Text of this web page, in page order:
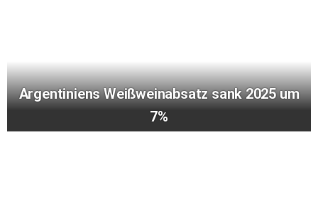
Argentiniens Weißweinabsatz sank 2025 um
7%